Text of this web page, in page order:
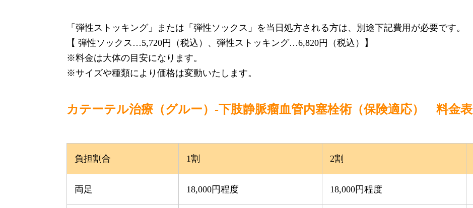
「弾性ストッキング」または「弾性ソックス」を当日処方される方は、別途下記費用が必要です。
【 弾性ソックス…5,720円（税込）、弾性ストッキング…6,820円（税込）】
※料金は大体の目安になります。
※サイズや種類により価格は変動いたします。
カテーテル治療（グルー）-下肢静脈瘤血管内塞栓術（保険適応） 料金表
負担割合 1割 2割
両足 18,000円程度 18,000円程度